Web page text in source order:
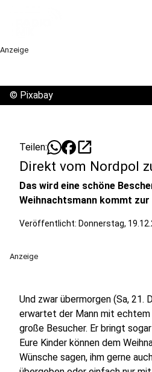
Anzeige
© Pixabay
Teilen: open_in_new
Direkt vom Nordpol
Das wird eine schöne
Weihnachtsmann kommt
Veröffentlicht: Donnerstag,
Anzeige
Und zwar übermorgen (Sa, 21.
erwartet der Mann mit
große Besucher. Er bringt
Eure Kinder können dem
Wünsche sagen, ihm gerne